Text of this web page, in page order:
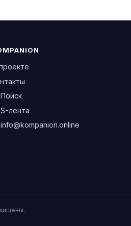
лента
info@kompanion.online